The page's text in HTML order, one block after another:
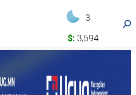
3
$: 3,594